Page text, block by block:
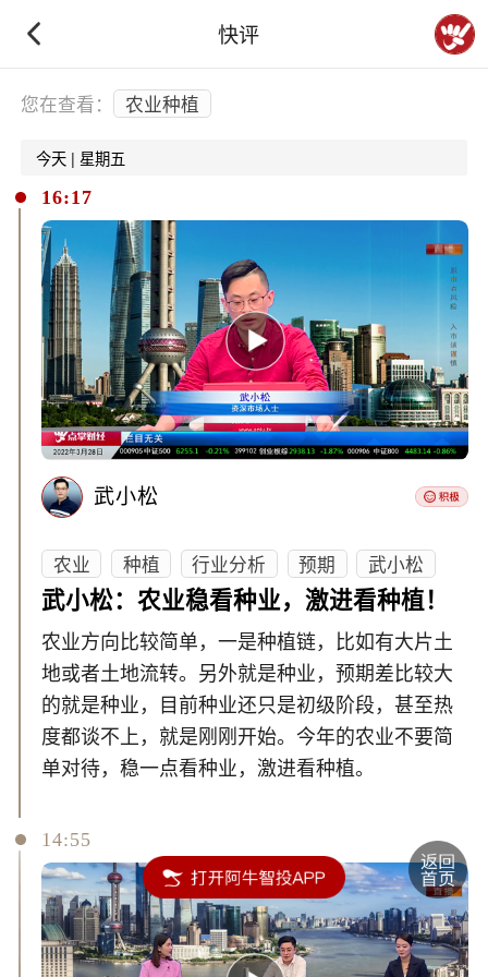
快评
下拉刷新
您在查看： 农业种植
今天 | 星期五
16:17
武小松
农业 种植 行业分析 预期
武小松
武小松：农业稳看种业，激进看种植！
农业方向比较简单，一是种植链，比如有大片土
地或者土地流转。另外就是种业，预期差比较大
的就是种业，目前种业还只是初级阶段，甚至热
度都谈不上，就是刚刚开始。今年的农业不要简
单对待，稳一点看种业，激进看种植。
14:55